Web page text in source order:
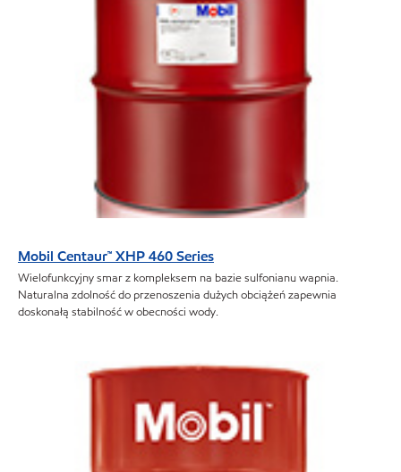
Mobil Centaur™ XHP 460 Series
Wielofunkcyjny smar z kompleksem na bazie sulfonianu wapnia.
Naturalna zdolność do przenoszenia dużych obciążeń zapewnia
doskonałą stabilność w obecności wody.